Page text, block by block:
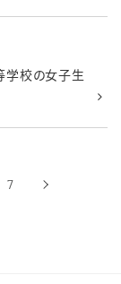
学校の女子生
7 ›次へ